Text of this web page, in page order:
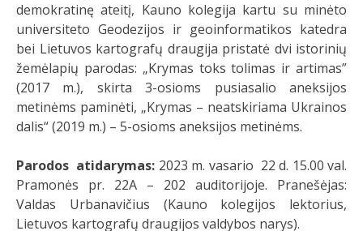
demokratinę ateitį, Kauno kolegija kartu su minėto
universiteto Geodezijos ir geoinformatikos katedra
bei Lietuvos kartografų draugija pristatė dvi istorinių
žemėlapių parodas: „Krymas toks tolimas ir artimas”
(2017 m.), skirta 3-osioms pusiasalio aneksijos
metinėms paminėti, „Krymas – neatskiriama Ukrainos
dalis“ (2019 m.) – 5-osioms aneksijos metinėms.
Parodos atidarymas: 2023 m. vasario 22 d. 15.00 val.
Pramonės pr. 22A – 202 auditorijoje. Pranešėjas:
Valdas Urbanavičius (Kauno kolegijos lektorius,
Lietuvos kartografų draugijos valdybos narys).